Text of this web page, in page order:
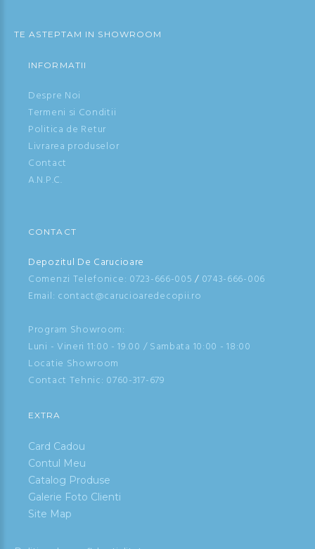
TE ASTEPTAM IN SHOWROOM
INFORMATII
Despre Noi
Termeni si Conditii
Politica de Retur
Livrarea produselor
Contact
A.N.P.C.
CONTACT
Depozitul De Carucioare
Comenzi Telefonice: 0723-666-005 / 0743-666-006
Email: contact@carucioaredecopii.ro
Program Showroom:
Luni - Vineri 11:00 - 19.00 / Sambata 10:00 - 18:00
Locatie Showroom
Contact Tehnic: 0760-317-679
EXTRA
Card Cadou
Contul Meu
Catalog Produse
Galerie Foto Clienti
Site Map